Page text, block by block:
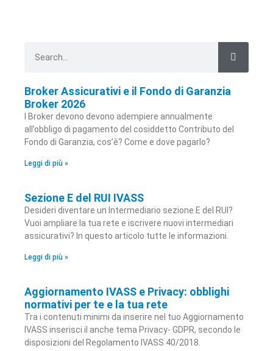
Broker Assicurativi e il Fondo di Garanzia
Broker 2026
I Broker devono devono adempiere annualmente
all’obbligo di pagamento del cosiddetto Contributo del
Fondo di Garanzia, cos’è? Come e dove pagarlo?
Leggi di più »
Sezione E del RUI IVASS
Desideri diventare un Intermediario sezione E del RUI?
Vuoi ampliare la tua rete e iscrivere nuovi intermediari
assicurativi? In questo articolo tutte le informazioni.
Leggi di più »
Aggiornamento IVASS e Privacy: obblighi
normativi per te e la tua rete
Tra i contenuti minimi da inserire nel tuo Aggiornamento
IVASS inserisci il anche tema Privacy- GDPR, secondo le
disposizioni del Regolamento IVASS 40/2018.